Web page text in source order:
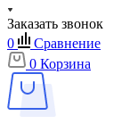
Заказать звонок
0
Сравнение
0 Корзина